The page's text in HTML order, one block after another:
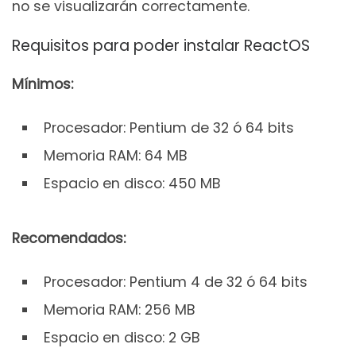
no se visualizarán correctamente.
Requisitos para poder instalar ReactOS
Mínimos:
Procesador: Pentium de 32 ó 64 bits
Memoria RAM: 64 MB
Espacio en disco: 450 MB
Recomendados:
Procesador: Pentium 4 de 32 ó 64 bits
Memoria RAM: 256 MB
Espacio en disco: 2 GB